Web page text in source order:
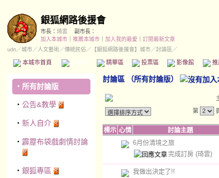
銀狐網路後援會
市長： 琦雲
副市長：
加入本城市
推薦本城市 加入我的最愛
訂閱最新文章
udn／城市／人文藝術／傳統民俗／ 【銀狐網路後援會】城市／討論區／
本城市首頁 精華區 投票區 影像館
‧ 所有討論版
‧ 公告&教學
‧ 新人自介
‧ 霹靂布袋戲劇情討論
‧ 銀狐專區
討論區 （所有討論版）
第
標示 心情
討論主題
6月份清境之旅
完成訂房 (琦雲)
我做出決定了!!